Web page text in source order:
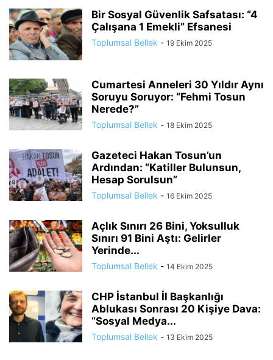
Bir Sosyal Güvenlik Safsatası: “4
Çalışana 1 Emekli” Efsanesi
Toplumsal Bellek - 19 Ekim 2025
Cumartesi Anneleri 30 Yıldır Aynı
Soruyu Soruyor: “Fehmi Tosun
Nerede?”
Toplumsal Bellek - 18 Ekim 2025
Gazeteci Hakan Tosun’un
Ardından: “Katiller Bulunsun,
Hesap Sorulsun”
Toplumsal Bellek - 16 Ekim 2025
Açlık Sınırı 26 Bini, Yoksulluk
Sınırı 91 Bini Aştı: Gelirler
Yerinde...
Toplumsal Bellek - 14 Ekim 2025
CHP İstanbul İl Başkanlığı
Ablukası Sonrası 20 Kişiye Dava:
“Sosyal Medya...
Toplumsal Bellek - 13 Ekim 2025